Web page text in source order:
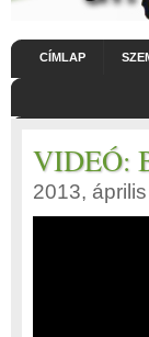
CÍMLAP
VIDEÓ:
2013,